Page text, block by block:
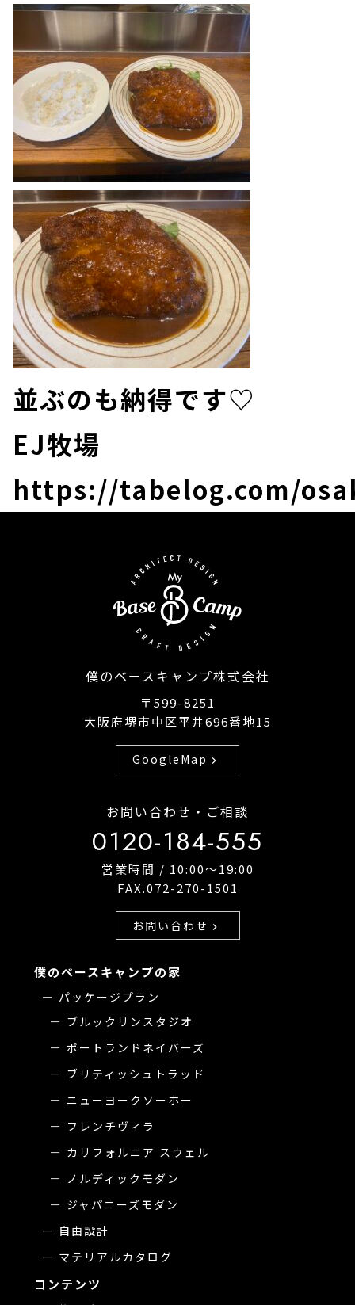
並ぶのも納得です♡
EJ牧場
https://tabelog.com/
僕のベースキャンプ株式会社
〒599-8251
大阪府堺市中区平井696番地15
GoogleMap chevron_right
お問い合わせ・ご相談
0120-184-555
営業時間 / 10:00〜19:00
FAX.072-270-1501
お問い合わせ chevron_right
僕のベースキャンプの家
パッケージプラン
ブルックリンスタジオ
ポートランドネイバーズ
ブリティッシュトラッド
ニューヨークソーホー
フレンチヴィラ
カリフォルニア スウェル
ノルディックモダン
ジャパニーズモダン
自由設計
マテリアルカタログ
コンテンツ